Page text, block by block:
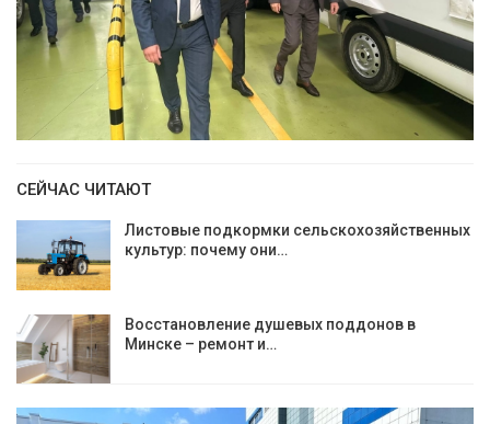
СЕЙЧАС ЧИТАЮТ
Листовые подкормки сельскохозяйственных
культур: почему они…
Восстановление душевых поддонов в
Минске – ремонт и…